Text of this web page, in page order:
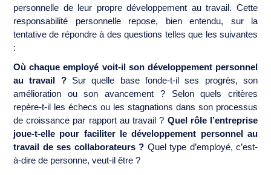
personnelle de leur propre développement au travail. Cette
responsabilité personnelle repose, bien entendu, sur la
tentative de répondre à des questions telles que les suivantes
:
Où chaque employé voit-il son développement personnel
au travail ? Sur quelle base fonde-t-il ses progrès, son
amélioration ou son avancement ? Selon quels critères
repère-t-il les échecs ou les stagnations dans son processus
de croissance par rapport au travail ? Quel rôle l’entreprise
joue-t-elle pour faciliter le développement personnel au
travail de ses collaborateurs ? Quel type d’employé, c’est-
à-dire de personne, veut-il être ?